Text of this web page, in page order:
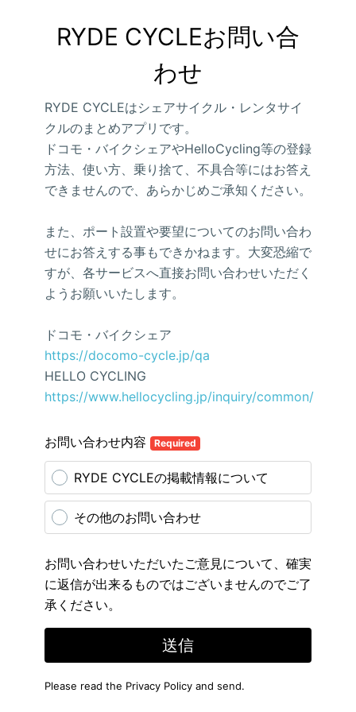
RYDE CYCLEお問い合
わせ
RYDE CYCLEはシェアサイクル・レンタサイ
クルのまとめアプリです。
ドコモ・バイクシェアやHelloCycling等の登録
方法、使い方、乗り捨て、不具合等にはお答え
できませんので、あらかじめご承知ください。
また、ポート設置や要望についてのお問い合わ
せにお答えする事もできかねます。大変恐縮で
すが、各サービスへ直接お問い合わせいただく
ようお願いいたします。
ドコモ・バイクシェア
https://docomo-cycle.jp/qa
HELLO CYCLING
https://www.hellocycling.jp/inquiry/common/
お問い合わせ内容 Required
RYDE CYCLEの掲載情報について
その他のお問い合わせ
お問い合わせいただいたご意見について、確実
に返信が出来るものではございませんのでご了
承ください。
送信
Please read the Privacy Policy and send.